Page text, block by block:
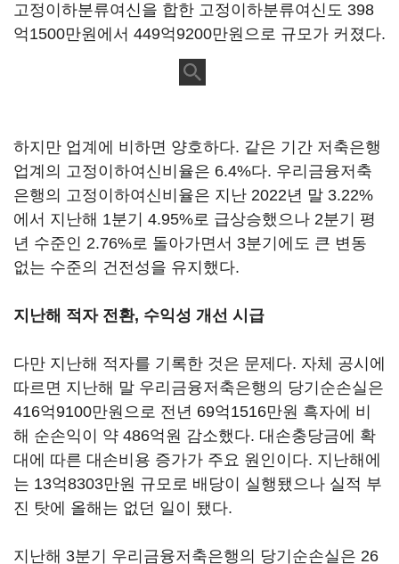
고정이하분류여신을 합한 고정이하분류여신도 398
억1500만원에서 449억9200만원으로 규모가 커졌다.
하지만 업계에 비하면 양호하다. 같은 기간 저축은행
업계의 고정이하여신비율은 6.4%다. 우리금융저축
은행의 고정이하여신비율은 지난 2022년 말 3.22%
에서 지난해 1분기 4.95%로 급상승했으나 2분기 평
년 수준인 2.76%로 돌아가면서 3분기에도 큰 변동
없는 수준의 건전성을 유지했다.
지난해 적자 전환, 수익성 개선 시급
다만 지난해 적자를 기록한 것은 문제다. 자체 공시에
따르면 지난해 말 우리금융저축은행의 당기순손실은
416억9100만원으로 전년 69억1516만원 흑자에 비
해 순손익이 약 486억원 감소했다. 대손충당금에 확
대에 따른 대손비용 증가가 주요 원인이다. 지난해에
는 13억8303만원 규모로 배당이 실행됐으나 실적 부
진 탓에 올해는 없던 일이 됐다.
지난해 3분기 우리금융저축은행의 당기순손실은 26